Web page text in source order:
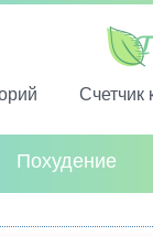
Счетчик
Похудение